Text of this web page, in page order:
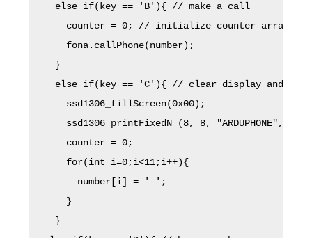
  else if(key == 'B'){ // make a call
    counter = 0; // initialize counter array
    fona.callPhone(number);
  }
else if(key == 'C'){ // clear display and
    ssd1306_fillScreen(0x00);
ssd1306_printFixedN (8, 8, "ARDUPHONE",
    counter = 0;
    for(int i=0;i<11;i++){
      number[i] = ' ';
    }
  }